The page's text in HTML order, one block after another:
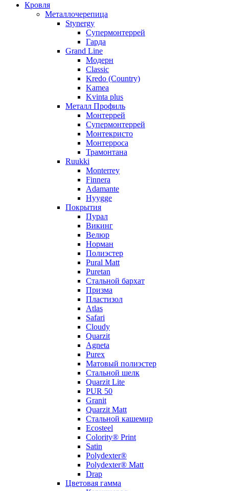
Кровля
Металлочерепица
Stynergy
Супермонтеррей
Гарда
Grand Line
Модерн
Classic
Kredo (Country)
Kamea
Kvinta plus
Металл Профиль
Монтеррей
Супермонтеррей
Монтекристо
Монтерроса
Трамонтана
Ruukki
Monterrey
Finnera
Adamante
Hyygge
Покрытия
Пурал
Викинг
Велюр
Норман
Полиэстер
Pural Matt
Puretan
Стальной бархат
Призма
Пластизол
Atlas
Safari
Cloudy
Quarzit
Agneta
Purex
Матовый полиэстер
Стальной шелк
Quarzit Lite
PUR 50
Granit
Quarzit Matt
Стальной кашемир
Ecosteel
Colority® Print
Satin
Polydexter®
Polydexter® Matt
Drap
Цветовая гамма